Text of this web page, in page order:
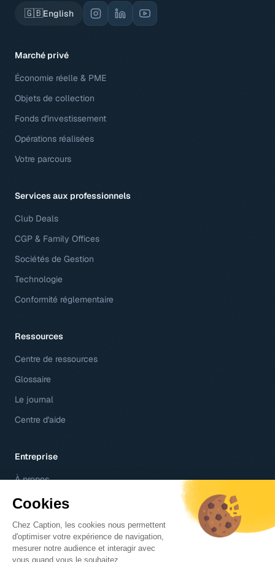
🇬🇧English
Marché privé
Économie réelle & PME
Objets de collection
Fonds d'investissement
Opérations réalisées
Votre parcours
Services aux professionnels
Club Deals
CGP & Family Offices
Sociétés de Gestion
Technologie
Conformité réglementaire
Ressources
Centre de ressources
Glossaire
Le journal
Centre d'aide
Entreprise
À propos
Contact
Jobs